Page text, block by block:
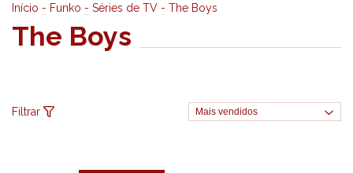
Início - Funko - Séries de TV - The Boys
The Boys
Filtrar